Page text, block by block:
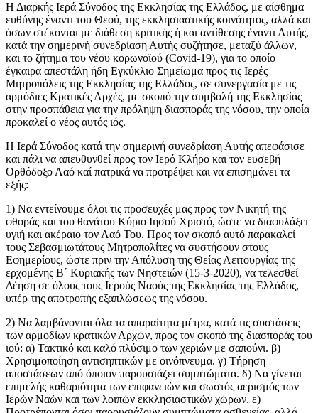
Η Διαρκής Ιερά Σύνοδος της Εκκλησίας της Ελλάδος, με αίσθημα
ευθύνης έναντι του Θεού, της εκκλησιαστικής κοινότητος, αλλά και
όσων στέκονται με διάθεση κριτικής ή και αντίθεσης έναντι Αυτής,
κατά την σημερινή συνεδρίαση Αυτής συζήτησε, μεταξύ άλλων,
και το ζήτημα του νέου κορωνοϊού (Covid-19), για το οποίο
έγκαιρα απεστάλη ήδη Εγκύκλιο Σημείωμα προς τις Ιερές
Μητροπόλεις της Εκκλησίας της Ελλάδος, σε συνεργασία με τις
αρμόδιες Κρατικές Αρχές, με σκοπό την συμβολή της Εκκλησίας
στην προσπάθεια για την πρόληψη διασποράς της νόσου, την οποία
προκαλεί ο νέος αυτός ιός.
Η Ιερά Σύνοδος κατά την σημερινή συνεδρίαση Αυτής απεφάσισε
και πάλι να απευθυνθεί προς τον Ιερό Κλήρο και τον ευσεβή
Ορθόδοξο Λαό καί πατρικά να προτρέψει και να επισημάνει τα
εξής:
1) Να εντείνουμε όλοι τις προσευχές μας προς τον Νικητή της
φθοράς και του θανάτου Κύριο Ιησού Χριστό, ώστε να διαφυλάξει
υγιή και ακέραιο τον Λαό Του. Προς τον σκοπό αυτό παρακαλεί
τους Σεβασμιωτάτους Μητροπολίτες να συστήσουν στους
Εφημερίους, ώστε πριν την Απόλυση της Θείας Λειτουργίας της
ερχομένης Β΄ Κυριακής των Νηστειών (15-3-2020), να τελεσθεί
Δέηση σε όλους τους Ιερούς Ναούς της Εκκλησίας της Ελλάδος,
υπέρ της αποτροπής εξαπλώσεως της νόσου.
2) Να λαμβάνονται όλα τα απαραίτητα μέτρα, κατά τις συστάσεις
των αρμοδίων κρατικών Αρχών, προς τον σκοπό της διασποράς του
ιού: α) Τακτικό και καλό πλύσιμο των χεριών με σαπούνι. β)
Χρησιμοποίηση αντισηπτικών με οινόπνευμα. γ) Τήρηση
αποστάσεων από όποιον παρουσιάζει συμπτώματα. δ) Να γίνεται
επιμελής καθαριότητα των επιφανειών και σωστός αερισμός των
Ιερών Ναών και των λοιπών εκκλησιαστικών χώρων. ε)